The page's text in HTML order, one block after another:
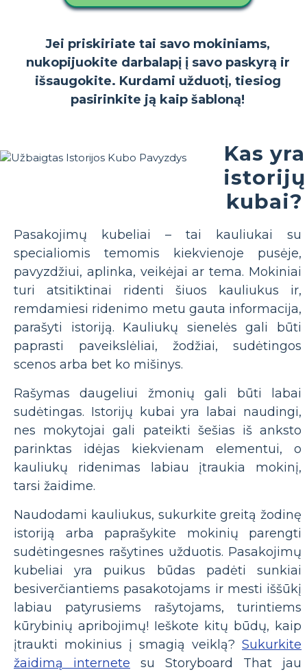
Jei priskiriate tai savo mokiniams,
nukopijuokite darbalapį į savo paskyrą ir
išsaugokite. Kurdami užduotį, tiesiog
pasirinkite ją kaip šabloną!
Kas yra
istorijų
kubai?
Pasakojimų kubeliai – tai kauliukai su
specialiomis temomis kiekvienoje pusėje,
pavyzdžiui, aplinka, veikėjai ar tema. Mokiniai
turi atsitiktinai ridenti šiuos kauliukus ir,
remdamiesi ridenimo metu gauta informacija,
parašyti istoriją. Kauliukų sienelės gali būti
paprasti paveikslėliai, žodžiai, sudėtingos
scenos arba bet ko mišinys.
Rašymas daugeliui žmonių gali būti labai
sudėtingas. Istorijų kubai yra labai naudingi,
nes mokytojai gali pateikti šešias iš anksto
parinktas idėjas kiekvienam elementui, o
kauliukų ridenimas labiau įtraukia mokinį,
tarsi žaidime.
Naudodami kauliukus, sukurkite greitą žodinę
istoriją arba paprašykite mokinių parengti
sudėtingesnes rašytines užduotis. Pasakojimų
kubeliai yra puikus būdas padėti sunkiai
besiverčiantiems pasakotojams ir mesti iššūkį
labiau patyrusiems rašytojams, turintiems
kūrybinių apribojimų! Ieškote kitų būdų, kaip
įtraukti mokinius į smagią veiklą? Sukurkite
žaidimą internete su Storyboard That jau